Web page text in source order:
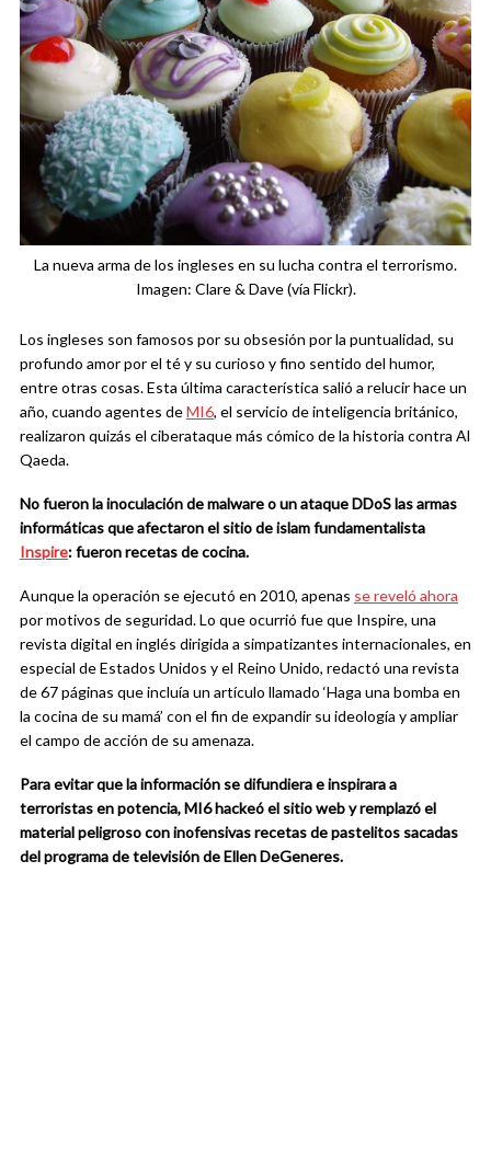
La nueva arma de los ingleses en su lucha contra el terrorismo.
Imagen: Clare & Dave (vía Flickr).
Los ingleses son famosos por su obsesión por la puntualidad, su
profundo amor por el té y su curioso y fino sentido del humor,
entre otras cosas. Esta última característica salió a relucir hace un
año, cuando agentes deMI6, el servicio de inteligencia británico,
realizaron quizás el ciberataque más cómico de la historia contra Al
Qaeda.
No fueron la inoculación de malware o un ataque DDoS las armas
informáticas que afectaron el sitio de islam fundamentalista
Inspire: fueron recetas de cocina.
Aunque la operación se ejecutó en 2010, apenas se reveló ahora
por motivos de seguridad. Lo que ocurrió fue que Inspire, una
revista digital en inglés dirigida a simpatizantes internacionales, en
especial de Estados Unidos y el Reino Unido, redactó una revista
de 67 páginas que incluía un artículo llamado ‘Haga una bomba en
la cocina de su mamá’ con el fin de expandir su ideología y ampliar
el campo de acción de su amenaza.
Para evitar que la información se difundiera e inspirara a
terroristas en potencia, MI6 hackeó el sitio web y remplazó el
material peligroso con inofensivas recetas de pastelitos sacadas
del programa de televisión de Ellen DeGeneres.